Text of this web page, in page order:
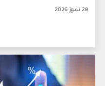
29 تموز 2026